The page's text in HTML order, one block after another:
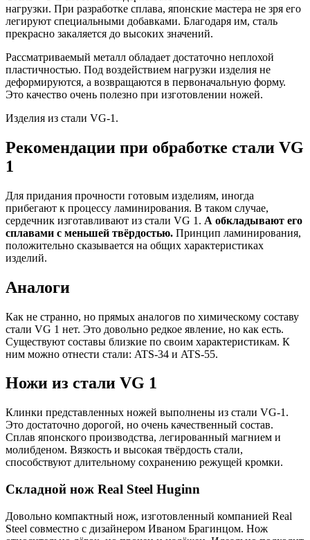
нагрузки. При разработке сплава, японские мастера не зря его
легируют специальными добавками. Благодаря им, сталь
прекрасно закаляется до высоких значений.
Рассматриваемый металл обладает достаточно неплохой
пластичностью. Под воздействием нагрузки изделия не
деформируются, а возвращаются в первоначальную форму.
Это качество очень полезно при изготовлении ножей.
Изделия из стали VG-1.
Рекомендации при обработке стали VG
1
Для придания прочности готовым изделиям, иногда
прибегают к процессу ламинирования. В таком случае,
сердечник изготавливают из стали VG 1. А обкладывают его
сплавами с меньшей твёрдостью. Принцип ламинирования,
положительно сказывается на общих характеристиках
изделий.
Аналоги
Как не странно, но прямых аналогов по химическому составу
стали VG 1 нет. Это довольно редкое явление, но как есть.
Существуют составы близкие по своим характеристикам. К
ним можно отнести стали: ATS-34 и ATS-55.
Ножи из стали VG 1
Клинки представленных ножей выполнены из стали VG-1.
Это достаточно дорогой, но очень качественный состав.
Сплав японского производства, легированный магнием и
молибденом. Вязкость и высокая твёрдость стали,
способствуют длительному сохранению режущей кромки.
Складной нож Real Steel Huginn
Довольно компактный нож, изготовленный компанией Real
Steel совместно с дизайнером Иваном Брагинцом. Нож